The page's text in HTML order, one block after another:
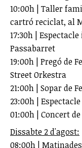
10:00h | Taller
cartró reciclat, al
17:30h |
Passabarret
19:00h | Pregó de
Street Orkestra
21:00h | Sopar de
23:00h |
01:00h | Concert
Dissabte 2 d'agost:
08:00h |